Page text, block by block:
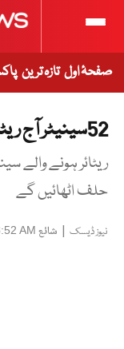
صفحۂ اول تازہ ترین
52سینیٹر آج ریٹائر ہوجائیں گے
ریٹائر ہونے والے
حلف اٹھائیں گے
نیوز ڈیسک | شائع AM